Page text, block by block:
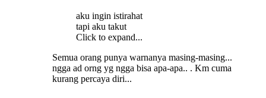
aku ingin istirahat
tapi aku takut
Click to expand...
Semua orang punya warnanya masing-masing...
ngga ad orng yg ngga bisa apa-apa.. . Km cuma
kurang percaya diri...